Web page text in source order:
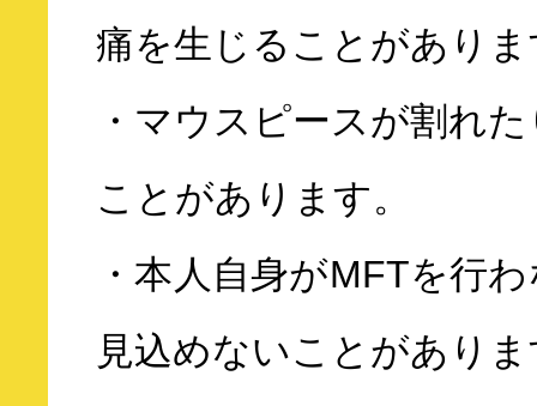
痛を生じることがあり
・マウスピースが割れ
ことがあります。
・本人自身がMFTを行
見込めないことがあり